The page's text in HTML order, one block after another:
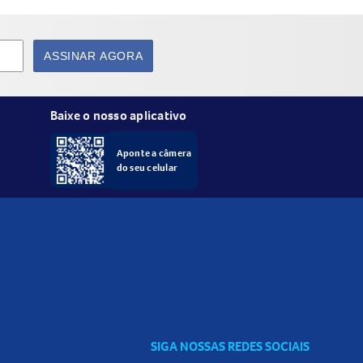
ASSINAR AGORA
Baixe o nosso aplicativo
Aponte a câmera
do seu celular
SIGA NOSSAS REDES SOCIAIS